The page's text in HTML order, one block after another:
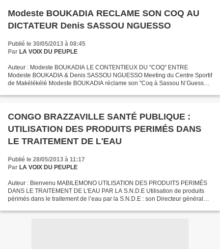
Modeste BOUKADIA RECLAME SON COQ AU
DICTATEUR Denis SASSOU NGUESSO
Publié le 30/05/2013 à 08:45
Par LA VOIX DU PEUPLE
Auteur : Modeste BOUKADIA LE CONTENTIEUX DU "COQ" ENTRE
Modeste BOUKADIA & Denis SASSOU NGUESSO Meeting du Centre Sportif
de Makélékélé Modeste BOUKADIA réclame son "Coq à Sassou N’Guesso
CONGO BRAZZAVILLE SANTÉ PUBLIQUE :
UTILISATION DES PRODUITS PERIMÉS DANS
LE TRAITEMENT DE L'EAU
Publié le 28/05/2013 à 11:17
Par LA VOIX DU PEUPLE
Auteur : Bienvenu MABILEMONO UTILISATION DES PRODUITS PERIMÉS
DANS LE TRAITEMENT DE L'EAU PAR LA S.N.D.E Utilisation de produits
périmés dans le traitement de l’eau par la S.N.D.E : son Directeur général